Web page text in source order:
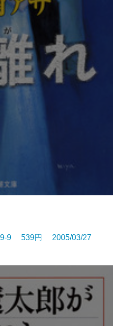
9 539円 2005/03/27